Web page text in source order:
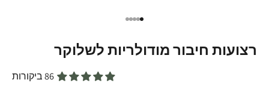
עבור לפריט 1
עבור לפריט 2
עבור לפריט 3
עבור לפריט 4
עבור לפריט 5
רצועות חיבור מודולריות לשלוקר
86 ביקורות